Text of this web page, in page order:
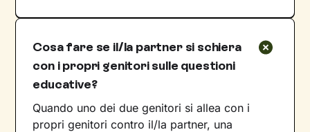
Cosa fare se il/la partner si schiera
con i propri genitori sulle questioni
educative?
Quando uno dei due genitori si allea con i
propri genitori contro il/la partner, una